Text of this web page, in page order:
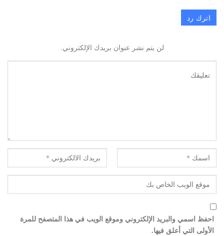
اترك رد
لن يتم نشر عنوان بريدك الإلكتروني.
احفظ اسمي والبريد الإلكتروني وموقع الويب في هذا المتصفح للمرة
الأولى التي أعلق فيها.